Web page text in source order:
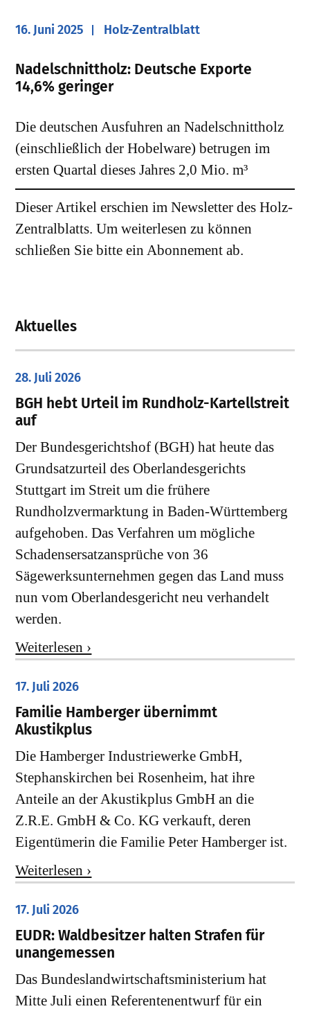
16. Juni 2025 Holz-Zentralblatt
Nadelschnittholz: Deutsche Exporte
14,6% geringer
Die deutschen Ausfuhren an Nadelschnittholz
(einschließlich der Hobelware) betrugen im
ersten Quartal dieses Jahres 2,0 Mio. m³
Dieser Artikel erschien im Newsletter des Holz-
Zentralblatts. Um weiterlesen zu können
schließen Sie bitte ein Abonnement ab.
Aktuelles
28. Juli 2026
​BGH hebt Urteil im Rundholz-Kartellstreit
auf
Der Bundesgerichtshof (BGH) hat heute das
Grundsatzurteil des Oberlandesgerichts
Stuttgart im Streit um die frühere
Rundholzvermarktung in Baden-Württemberg
aufgehoben. Das Verfahren um mögliche
Schadensersatzansprüche von 36
Sägewerksunternehmen gegen das Land muss
nun vom Oberlandesgericht neu verhandelt
werden.
Weiterlesen ›
17. Juli 2026
Familie Hamberger übernimmt
Akustikplus
Die Hamberger Industriewerke GmbH,
Stephanskirchen bei Rosenheim, hat ihre
Anteile an der Akustikplus GmbH an die
Z.R.E. GmbH & Co. KG verkauft, deren
Eigentümerin die Familie Peter Hamberger ist.
Weiterlesen ›
17. Juli 2026
EUDR: Waldbesitzer halten Strafen für
unangemessen
Das Bundeslandwirtschaftsministerium hat
Mitte Juli einen Referentenentwurf für ein